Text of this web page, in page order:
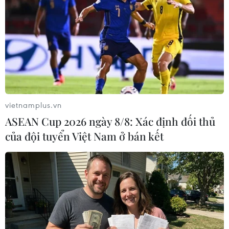
chiều một cách kịp thời, dựa trên các phương
pháp quốc tế để xây dựng, thực hiện, giám sát
hiệu quả nghèo đa chiều cũng như các chính
sách và chương trình trợ giúp xã hội./.
(TTXVN/Vietnam+)
vietnamplus.vn
ASEAN Cup 2026 ngày 8/8: Xác định đối thủ
của đội tuyển Việt Nam ở bán kết